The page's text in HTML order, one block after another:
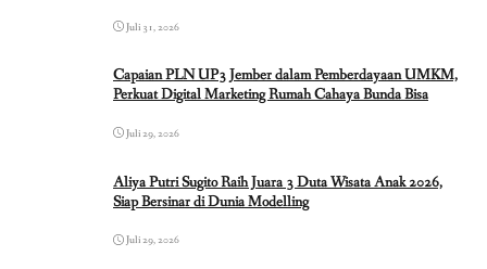
Juli 31, 2026
Capaian PLN UP3 Jember dalam Pemberdayaan UMKM,
Perkuat Digital Marketing Rumah Cahaya Bunda Bisa
Juli 29, 2026
Aliya Putri Sugito Raih Juara 3 Duta Wisata Anak 2026,
Siap Bersinar di Dunia Modelling
Juli 29, 2026